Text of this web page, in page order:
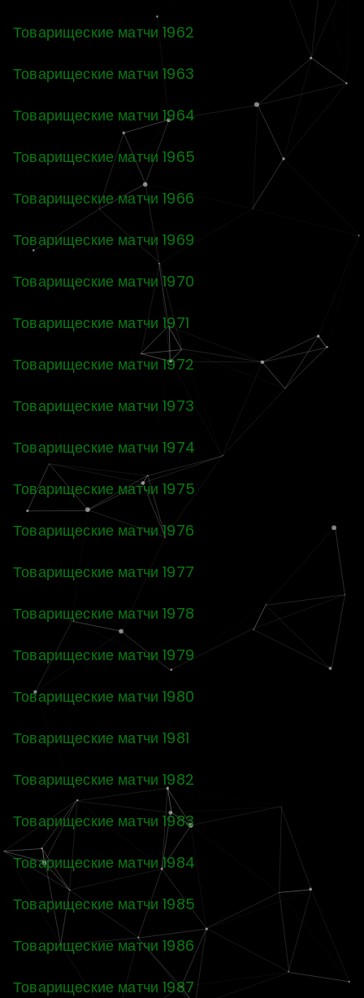
Товарищеские матчи 1962
Товарищеские матчи 1963
Товарищеские матчи 1964
Товарищеские матчи 1965
Товарищеские матчи 1966
Товарищеские матчи 1969
Товарищеские матчи 1970
Товарищеские матчи 1971
Товарищеские матчи 1972
Товарищеские матчи 1973
Товарищеские матчи 1974
Товарищеские матчи 1975
Товарищеские матчи 1976
Товарищеские матчи 1977
Товарищеские матчи 1978
Товарищеские матчи 1979
Товарищеские матчи 1980
Товарищеские матчи 1981
Товарищеские матчи 1982
Товарищеские матчи 1983
Товарищеские матчи 1984
Товарищеские матчи 1985
Товарищеские матчи 1986
Товарищеские матчи 1987